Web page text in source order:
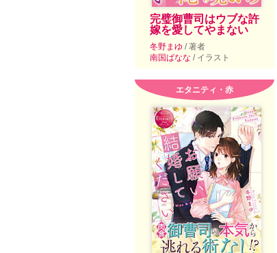
完璧御曹司はウブな許
嫁を愛してやまない
冬野まゆ / 著者
南国ばなな / イラスト
エタニティ・赤